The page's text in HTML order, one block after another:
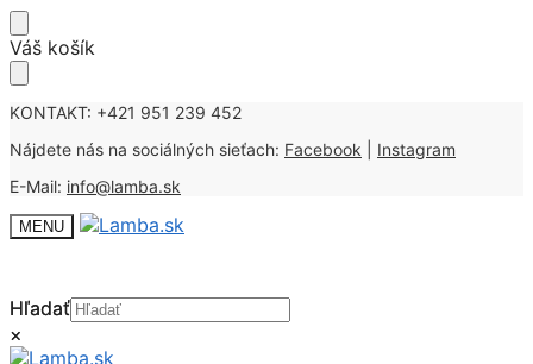
Skip
to
Skip
to
Váš košík
KONTAKT: +421 951 239 452
Nájdete nás na sociálných sieťach: Facebook
Instagram
E-Mail: info@lamba.sk
MENU
Hľadať
×
Hľadať
×